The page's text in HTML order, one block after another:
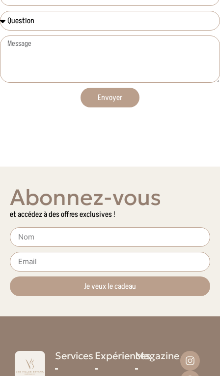
Envoyer
Abonnez-vous
et accédez à des offres exclusives !
Je veux le cadeau
Services ExpériencesMagazine